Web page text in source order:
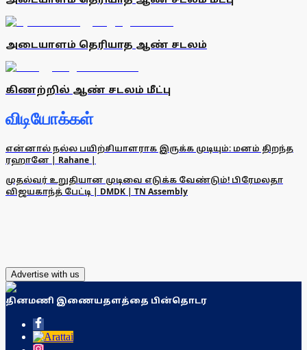
அடையாளம் தெரியாத ஆண் சடலம்
கிணற்றில் ஆண் சடலம் மீட்பு
விடியோக்கள்
என்னால் நல்ல பயிற்சியாளராக இருக்க முடியும்: மனம் திறந்த
ரஹானே | Rahane |
முதல்வர் உறுதியான முடிவை எடுக்க வேண்டும்! பிரேமலதா
விஜயகாந்த் பேட்டி | DMDK | TN Assembly
Advertise with us
தினமணி இணையதளத்தை பின்தொடர